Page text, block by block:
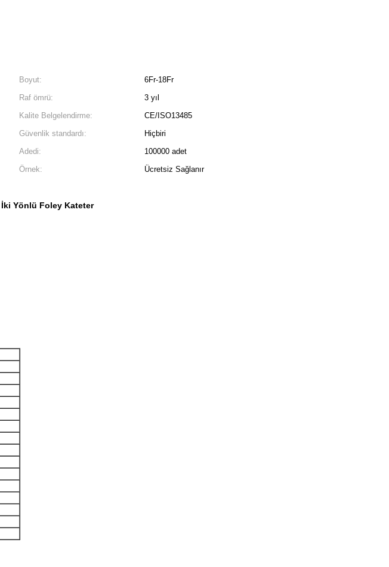
Boyut:
6Fr-18Fr
Raf ömrü:
3 yıl
Kalite Belgelendirme:
CE/ISO13485
Güvenlik standardı:
Hiçbiri
Adedi:
100000 adet
Örnek:
Ücretsiz Sağlanır
İki Yönlü Foley Kateter